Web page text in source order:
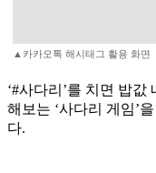
▲카카오톡 해시태그 활용 화면
‘#사다리’를 치면 밥
해보는 ‘사다리 게임’
다.